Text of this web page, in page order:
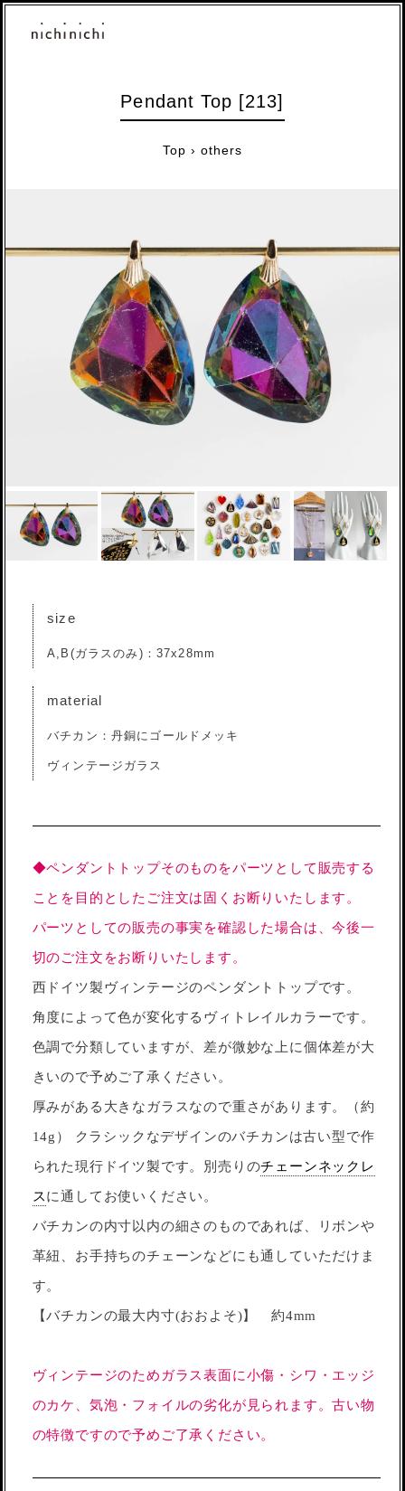
Pendant Top [213]
Top › others
size
A,B(ガラスのみ)：37x28mm
material
バチカン：丹銅にゴールドメッキ
ヴィンテージガラス
◆ペンダントトップそのものをパーツとして販売する
ことを目的としたご注文は固くお断りいたします。
パーツとしての販売の事実を確認した場合は、今後一
切のご注文をお断りいたします。
西ドイツ製ヴィンテージのペンダントトップです。
角度によって色が変化するヴィトレイルカラーです。
色調で分類していますが、差が微妙な上に個体差が大
きいので予めご了承ください。
厚みがある大きなガラスなので重さがあります。（約
14g） クラシックなデザインのバチカンは古い型で作
られた現行ドイツ製です。別売りのチェーンネックレ
スに通してお使いください。
バチカンの内寸以内の細さのものであれば、リボンや
革紐、お手持ちのチェーンなどにも通していただけま
す。
【バチカンの最大内寸(おおよそ)】 約4mm
ヴィンテージのためガラス表面に小傷・シワ・エッジ
のカケ、気泡・フォイルの劣化が見られます。古い物
の特徴ですので予めご了承ください。